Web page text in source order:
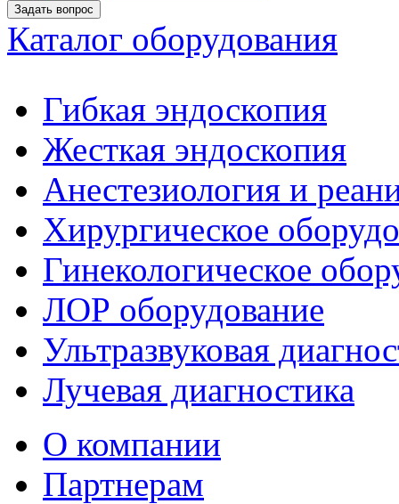
Задать вопрос
Каталог оборудования
Гибкая эндоскопия
Жесткая эндоскопия
Анестезиология и
Хирургическое
Гинекологическое
ЛОР оборудование
Ультразвуковая
Лучевая диагностика
О компании
Партнерам